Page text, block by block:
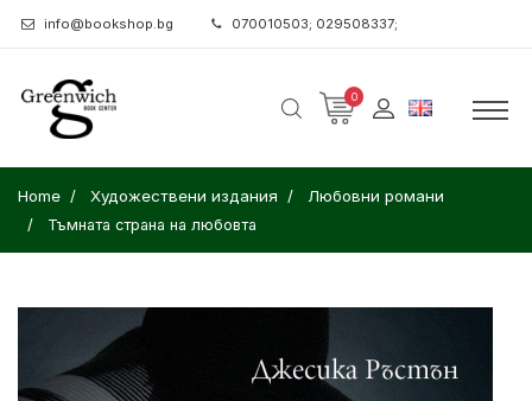
info@bookshop.bg 070010503; 029508337;
0
Home Художествени издания Любовни романи
Тъмната страна на любовта